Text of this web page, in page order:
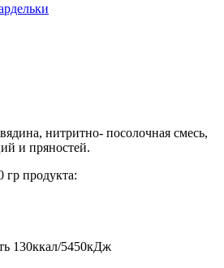
нитритно- посолочная смесь,
и пряностей.
гр продукта:
130ккал/5450кДж